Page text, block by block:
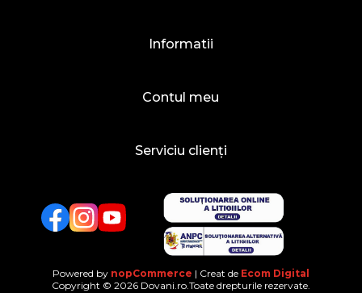
Informatii
Contul meu
Serviciu clienți
FacebookTwitterYouTube
Powered by nopCommerce | Creat de Ecom Digital
Copyright © 2026 Dovani.ro.Toate drepturile rezervate.